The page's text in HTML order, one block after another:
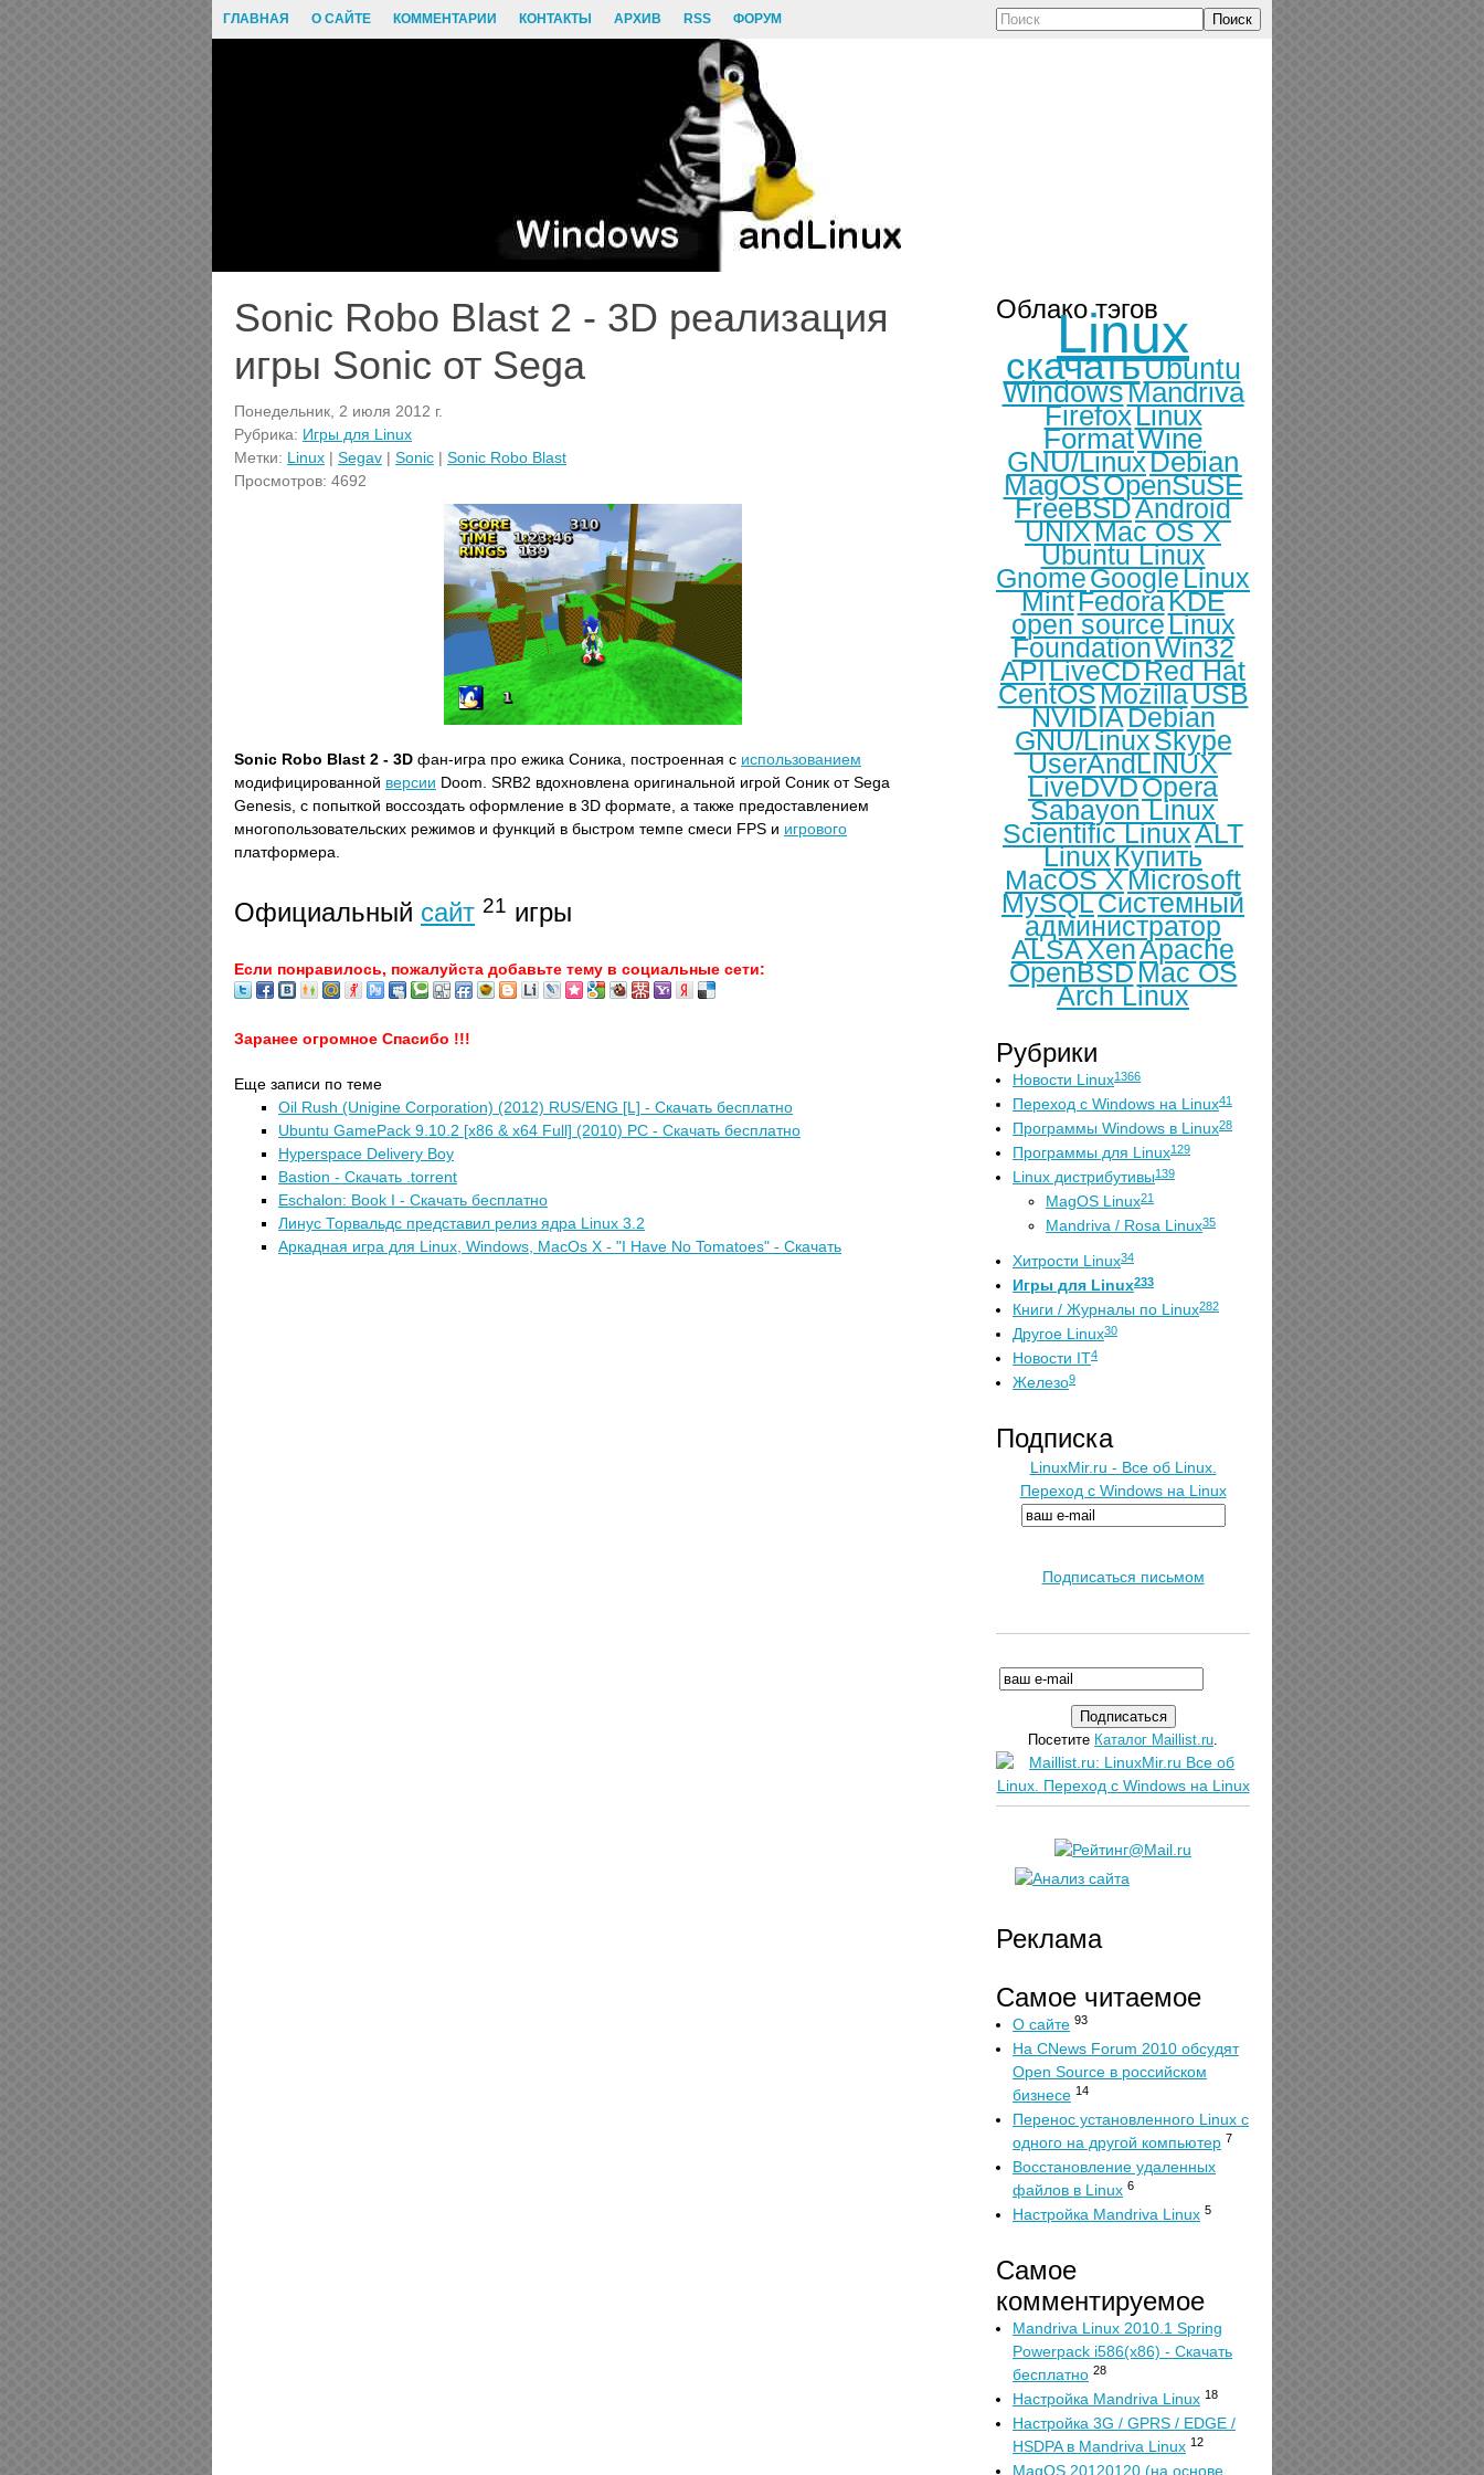
ГЛАВНАЯ О САЙТЕ КОММЕНТАРИИ КОНТАКТЫ АРХИВ RSS ФОРУМ Поиск
Sonic Robo Blast 2 - 3D реализация
игры Sonic от Sega
Понедельник, 2 июля 2012 г.
Рубрика: Игры для Linux
Метки: Linux | Segav | Sonic | Sonic Robo Blast
Просмотров: 4692
Sonic Robo Blast 2 - 3D фан-игра про ежика Соника, построенная с использованием
модифицированной версии Doom. SRB2 вдохновлена оригинальной игрой Соник от Sega
Genesis, с попыткой воссоздать оформление в 3D формате, а также предоставлением
многопользовательских режимов и функций в быстром темпе смеси FPS и игрового
платформера.
Официальный сайт 21 игры
Если понравилось, пожалуйста добавьте тему в социальные сети:
Заранее огромное Спасибо !!!
Еще записи по теме
Oil Rush (Unigine Corporation) (2012) RUS/ENG [L] - Скачать бесплатно
Ubuntu GamePack 9.10.2 [x86 & x64 Full] (2010) PC - Скачать бесплатно
Hyperspace Delivery Boy
Bastion - Скачать .torrent
Eschalon: Book I - Скачать бесплатно
Линус Торвальдс представил релиз ядра Linux 3.2
Аркадная игра для Linux, Windows, MacOs X - "I Have No Tomatoes" - Скачать
Облако тэгов
Linux
скачатьUbuntu
WindowsMandriva
FirefoxLinux
FormatWine
GNU/LinuxDebian
MagOSOpenSuSE
FreeBSDAndroid
UNIXMac OS X
Ubuntu Linux
GnomeGoogleLinux
MintFedoraKDE
open sourceLinux
FoundationWin32
APILiveCDRed Hat
CentOSMozillaUSB
NVIDIADebian
GNU/LinuxSkype
UserAndLINUX
LiveDVDOpera
Sabayon Linux
Scientific LinuxALT
LinuxКупить
MacOS XMicrosoft
MySQLСистемный
администратор
ALSAXenApache
OpenBSD Mac OS
Arch Linux
Рубрики
Новости Linux1366
Переход с Windows на Linux41
Программы Windows в Linux28
Программы для Linux129
Linux дистрибутивы139
MagOS Linux21
Mandriva / Rosa Linux35
Хитрости Linux34
Игры для Linux233
Книги / Журналы по Linux282
Другое Linux30
Новости IT4
Железо9
Подписка
LinuxMir.ru - Все об Linux.
Переход с Windows на Linux
Подписаться письмом
Посетите Каталог Maillist.ru.
Реклама
Самое читаемое
О сайте 93
На CNews Forum 2010 обсудят
Open Source в российском
бизнесе 14
Перенос установленного Linux с
одного на другой компьютер 7
Восстановление удаленных
файлов в Linux 6
Настройка Mandriva Linux 5
Самое
комментируемое
Mandriva Linux 2010.1 Spring
Powerpack i586(x86) - Скачать
бесплатно 28
Настройка Mandriva Linux 18
Настройка 3G / GPRS / EDGE /
HSDPA в Mandriva Linux 12
MagOS 20120120 (на основе